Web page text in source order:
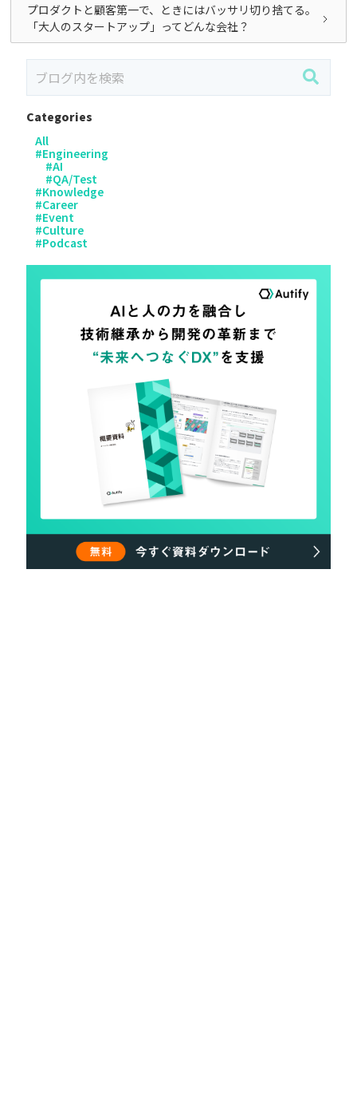
プロダクトと顧客第一で、ときにはバッサリ切り捨てる。
「大人のスタートアップ」ってどんな会社？
Categories
All
#Engineering
#AI
#QA/Test
#Knowledge
#Career
#Event
#Culture
#Podcast